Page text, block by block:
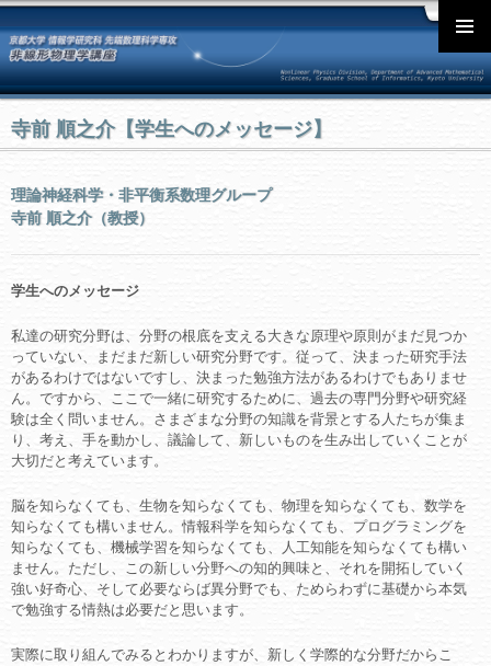
メインメ
ニュー
寺前 順之介【学生へのメッセージ】
理論神経科学・非平衡系数理グループ
寺前 順之介（教授）
学生へのメッセージ
私達の研究分野は、分野の根底を支える大きな原理や原則がまだ見つか
っていない、まだまだ新しい研究分野です。従って、決まった研究手法
があるわけではないですし、決まった勉強方法があるわけでもありませ
ん。ですから、ここで一緒に研究するために、過去の専門分野や研究経
験は全く問いません。さまざまな分野の知識を背景とする人たちが集ま
り、考え、手を動かし、議論して、新しいものを生み出していくことが
大切だと考えています。
脳を知らなくても、生物を知らなくても、物理を知らなくても、数学を
知らなくても構いません。情報科学を知らなくても、プログラミングを
知らなくても、機械学習を知らなくても、人工知能を知らなくても構い
ません。ただし、この新しい分野への知的興味と、それを開拓していく
強い好奇心、そして必要ならば異分野でも、ためらわずに基礎から本気
で勉強する情熱は必要だと思います。
実際に取り組んでみるとわかりますが、新しく学際的な分野だからこ